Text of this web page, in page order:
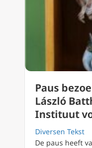
Paus
László
Instituut
Diversen Tekst
De paus heeft